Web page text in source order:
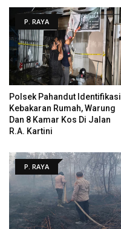
P. RAYA
Polsek Pahandut Identifikasi
Kebakaran Rumah, Warung
Dan 8 Kamar Kos Di Jalan
R.A. Kartini
P. RAYA